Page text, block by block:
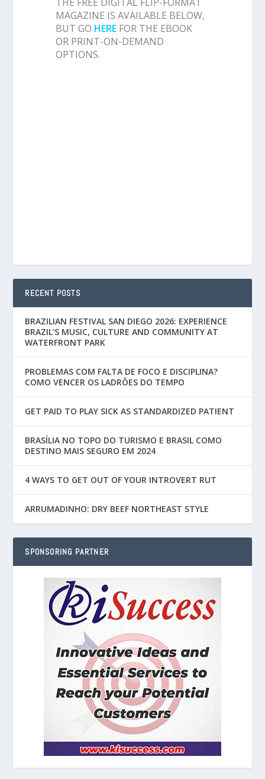
MAGAZINE IS AVAILABLE BELOW,
BUT GO HERE FOR THE EBOOK
OR PRINT-ON-DEMAND
OPTIONS.
RECENT POSTS
BRAZILIAN FESTIVAL SAN DIEGO 2026: EXPERIENCE
BRAZIL’S MUSIC, CULTURE AND COMMUNITY AT
WATERFRONT PARK
PROBLEMAS COM FALTA DE FOCO E DISCIPLINA?
COMO VENCER OS LADRÕES DO TEMPO
GET PAID TO PLAY SICK AS STANDARDIZED PATIENT
BRASÍLIA NO TOPO DO TURISMO E BRASIL COMO
DESTINO MAIS SEGURO EM 2024
4 WAYS TO GET OUT OF YOUR INTROVERT RUT
ARRUMADINHO: DRY BEEF NORTHEAST STYLE
SPONSORING PARTNER